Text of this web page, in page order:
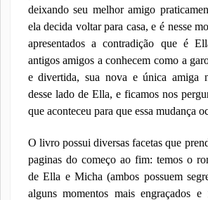
deixando seu melhor amigo
ela decida voltar para casa, e é nesse
apresentados a contradição que é
antigos amigos a conhecem como a
e divertida, sua nova e única amiga
desse lado de Ella, e ficamos nos
que aconteceu para que essa mudança
O livro possui diversas facetas que
paginas do começo ao fim: temos o
de Ella e Micha (ambos possuem
alguns momentos mais engraçados